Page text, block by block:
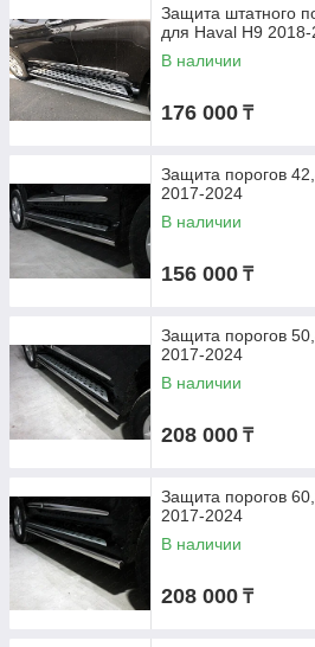
Защита штатного
для Haval H9
В наличии
176 000 ₸
Защита порогов
2017-2024
В наличии
156 000 ₸
Защита порогов
2017-2024
В наличии
208 000 ₸
Защита порогов
2017-2024
В наличии
208 000 ₸